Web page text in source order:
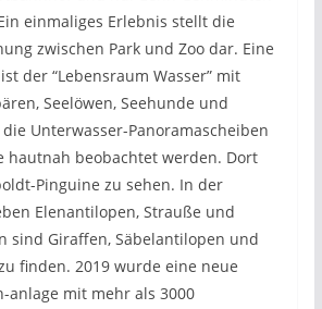
einmaliges Erlebnis stellt die
zwischen Park und Zoo dar. Eine
der “Lebensraum Wasser” mit
Seelöwen, Seehunde und
Unterwasser-Panoramascheiben
hautnah beobachtet werden. Dort
Pinguine zu sehen. In der
Elenantilopen, Strauße und
sind Giraffen, Säbelantilopen und
finden. 2019 wurde eine neue
anlage mit mehr als 3000